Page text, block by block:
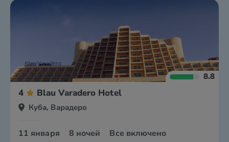
8.8
4 Blau Varadero Hotel‎
Куба, Варадеро
11 января 8 ночей Все включено